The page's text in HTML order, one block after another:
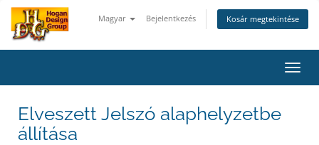
Magyar Bejelentkezés Kosár megtekintése
a
Elveszett Jelszó alaphelyzetbe
állítása